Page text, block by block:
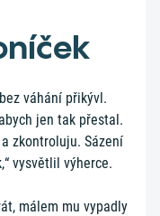
váhání přikývl.
jen tak přestal.
zkontroluju. Sázení
vysvětlil výherce.
málem mu vypadly